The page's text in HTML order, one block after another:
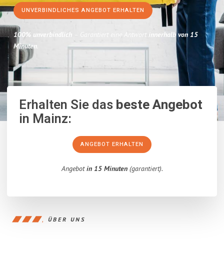
UNVERBINDLICHES ANGEBOT ERHALTEN
100% unverbindlich – Garantiert eine Antwort innerhalb von 15
Minuten.
Erhalten Sie dasbeste Angebot
in Mainz:
ANGEBOT ERHALTEN
Angebotin 15 Minuten(garantiert).
ÜBER UNS